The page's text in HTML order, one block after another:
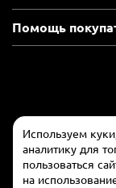
Используем
аналитику для
пользоваться
на
Помощь